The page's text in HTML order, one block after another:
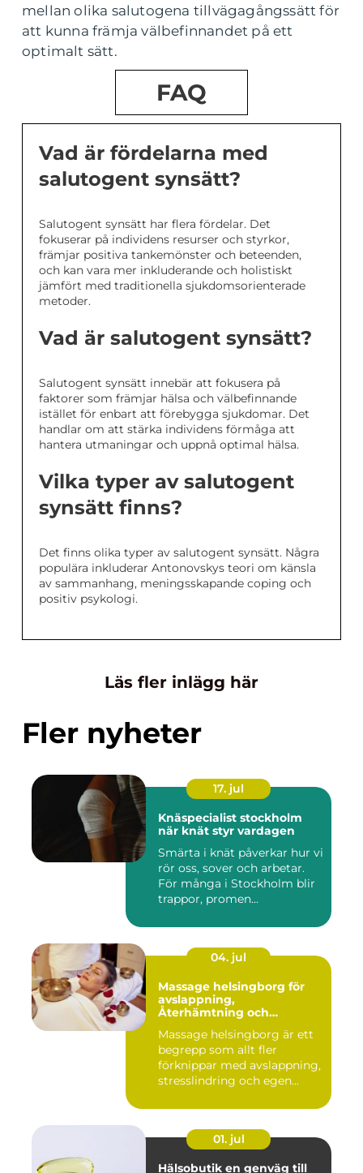
mellan olika salutogena tillvägagångssätt för
att kunna främja välbefinnandet på ett
optimalt sätt.
FAQ
Vad är fördelarna med
salutogent synsätt?
Salutogent synsätt har flera fördelar. Det
fokuserar på individens resurser och styrkor,
främjar positiva tankemönster och beteenden,
och kan vara mer inkluderande och holistiskt
jämfört med traditionella sjukdomsorienterade
metoder.
Vad är salutogent synsätt?
Salutogent synsätt innebär att fokusera på
faktorer som främjar hälsa och välbefinnande
istället för enbart att förebygga sjukdomar. Det
handlar om att stärka individens förmåga att
hantera utmaningar och uppnå optimal hälsa.
Vilka typer av salutogent
synsätt finns?
Det finns olika typer av salutogent synsätt. Några
populära inkluderar Antonovskys teori om känsla
av sammanhang, meningsskapande coping och
positiv psykologi.
Läs fler inlägg här
Fler nyheter
17. jul
Knäspecialist stockholm
när knät styr vardagen
Smärta i knät påverkar hur vi
rör oss, sover och arbetar.
För många i Stockholm blir
trappor, promen...
04. jul
Massage helsingborg för
avslappning,
Återhämtning och
Massage helsingborg är ett
begrepp som allt fler
förknippar med avslappning,
stresslindring och egen...
01. jul
Hälsobutik en genväg till